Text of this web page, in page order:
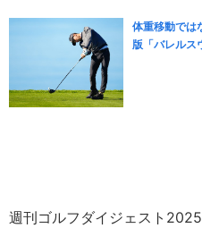
体重移動では
版「バレルス
週刊ゴルフダイジェスト